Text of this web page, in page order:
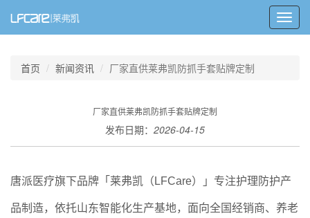
首页 新闻资讯 厂家直供莱弗凯防抓手套贴牌定制
厂家直供莱弗凯防抓手套贴牌定制
发布日期： 2026-04-15
唐派医疗旗下品牌「莱弗凯（LFCare）」专注护理防护产
品制造，依托山东智能化生产基地，面向全国经销商、养老